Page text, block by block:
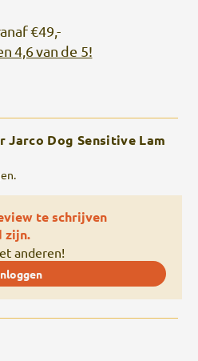
€49,-
4,6 van de 5!
Jarco Dog Sensitive Lam
te schrijven
zijn.
anderen!